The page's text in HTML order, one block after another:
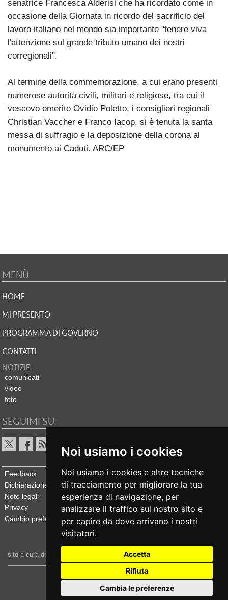
Noi usiamo i cookies
Noi usiamo i cookies e altre tecniche
di tracciamento per migliorare la tua
esperienza di navigazione, per
analizzare il traffico sul nostro sito e
per capire da dove arrivano i nostri
visitatori.
Accetta
Rifiuta
Cambia le preferenze
senatrice Francesca Alderisi che ha ricordato come in
occasione della Giornata in ricordo del sacrificio del
lavoro italiano nel mondo sia importante "tenere viva
l'attenzione sul grande tributo umano dei nostri
corregionali".
Al termine della commemorazione, a cui erano presenti
numerose autorità civili, militari e religiose, tra cui il
vescovo emerito Ovidio Poletto, i consiglieri regionali
Christian Vaccher e Franco Iacop, si è tenuta la santa
messa di suffragio e la deposizione della corona al
monumento ai Caduti. ARC/EP
MENÙ
HOME
MI PRESENTO
PROGRAMMA DI GOVERNO
CONTATTI
NOTIZIE
comunicati
video
foto
SEGUIMI SU
Feedback
Dichiarazione di accessibilità
Note legali
Privacy
Cambio preferenze cookie
sito a cura dell' Ufficio stampa e comunicazione
realizzato da